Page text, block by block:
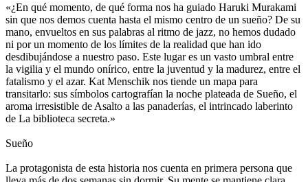
«¿En qué momento, de qué forma nos ha guiado Haruki Murakami
sin que nos demos cuenta hasta el mismo centro de un sueño? De su
mano, envueltos en sus palabras al ritmo de jazz, no hemos dudado
ni por un momento de los límites de la realidad que han ido
desdibujándose a nuestro paso. Este lugar es un vasto umbral entre
la vigilia y el mundo onírico, entre la juventud y la madurez, entre el
fatalismo y el azar. Kat Menschik nos tiende un mapa para
transitarlo: sus símbolos cartografían la noche plateada de Sueño, el
aroma irresistible de Asalto a las panaderías, el intrincado laberinto
de La biblioteca secreta.»
Sueño
La protagonista de esta historia nos cuenta en primera persona que